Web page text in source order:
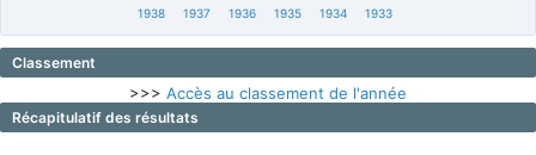
1938
1937 1936 1935 1934 1933
Classement
>>> Accès au classement de l'année
Récapitulatif des résultats